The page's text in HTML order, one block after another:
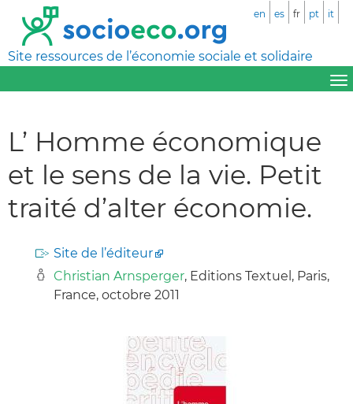
Site ressources de l’économie sociale et solidaire
en es fr pt it
L’ Homme économique
et le sens de la vie. Petit
traité d’alter économie.
Site de l’éditeur
Christian Arnsperger, Editions Textuel, Paris,
France, octobre 2011